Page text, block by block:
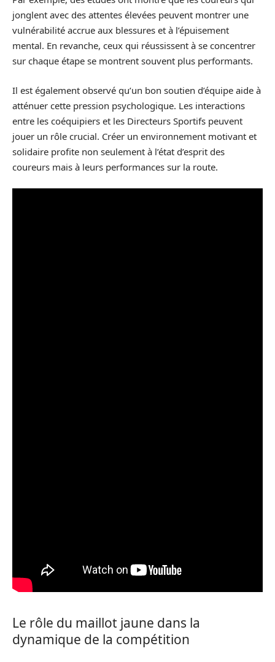
jonglent avec des attentes élevées peuvent montrer une
vulnérabilité accrue aux blessures et à l’épuisement
mental. En revanche, ceux qui réussissent à se concentrer
sur chaque étape se montrent souvent plus performants.
Il est également observé qu’un bon soutien d’équipe aide à
atténuer cette pression psychologique. Les interactions
entre les coéquipiers et les Directeurs Sportifs peuvent
jouer un rôle crucial. Créer un environnement motivant et
solidaire profite non seulement à l’état d’esprit des
coureurs mais à leurs performances sur la route.
Le rôle du maillot jaune dans la
dynamique de la compétition